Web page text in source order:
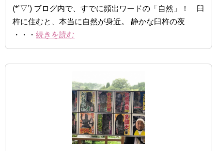
(*’▽’) ブログ内で、すでに頻出ワードの「自然」！ 臼
杵に住むと、本当に自然が身近。 静かな臼杵の夜
・・・ 続きを読む